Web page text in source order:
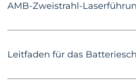
AMB-Zweistrahl-
Leitfaden für das